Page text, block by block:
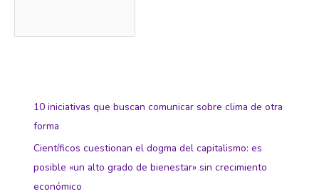
10 iniciativas que buscan comunicar sobre clima de otra
forma
Científicos cuestionan el dogma del capitalismo: es
posible «un alto grado de bienestar» sin crecimiento
económico